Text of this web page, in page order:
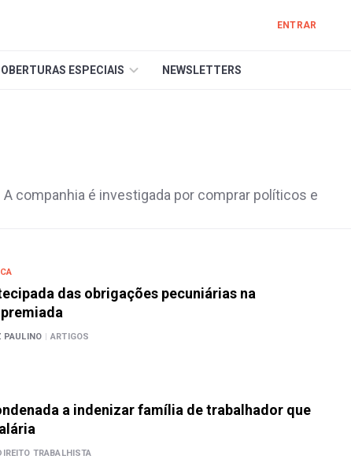
ENTRAR
ESPECIAIS NEWSLETTERS
companhia é investigada por comprar políticos e
das obrigações pecuniárias na
PAULINO | ARTIGOS
a indenizar família de trabalhador que
TRABALHISTA